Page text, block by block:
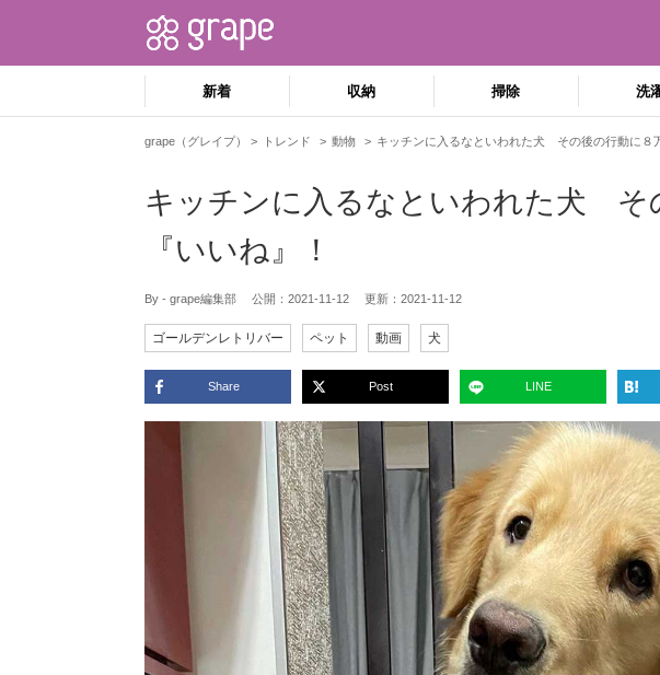
新着 収納 掃除 洗
grape（グレイプ） トレンド 動物 キッチンに入るなといわれた犬 その後の行動に８
キッチンに入るなといわれた犬 そ
『いいね』！
By - grape編集部 公開： 2021-11-12 更新： 2021-11-12
ゴールデンレトリバー ペット 動画 犬
Share Post LINE